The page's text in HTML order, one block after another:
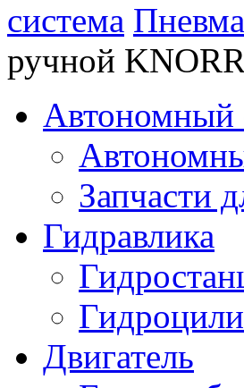
система
ручной
Автономный
Запчасти
Гидравлика
Двигатель